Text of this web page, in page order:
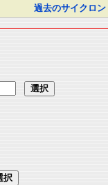
過去のサイクロン